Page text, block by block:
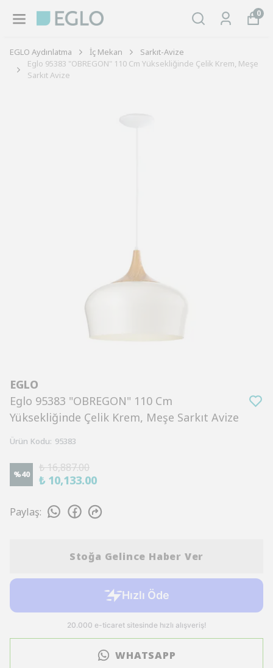
0
EGLO Aydınlatma İç Mekan
Sarkıt-Avize
Eglo 95383 "OBREGON" 110 Cm Yüksekliğinde Çelik Krem, Meşe
Sarkıt Avize
EGLO
Eglo 95383 "OBREGON" 110 Cm
Yüksekliğinde Çelik Krem, Meşe Sarkıt Avize
Ürün Kodu: 95383
%40
₺ 16,887.00
₺ 10,133.00
Paylaş:
Stoğa Gelince Haber Ver
WHATSAPP